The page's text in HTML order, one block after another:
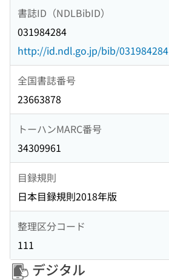
書誌ID（NDLBibID）
031984284
http://id.ndl.go.jp/bib/031984284
全国書誌番号
23663878
トーハンMARC番号
34309961
目録規則
日本目録規則2018年版
整理区分コード
111
デジタル